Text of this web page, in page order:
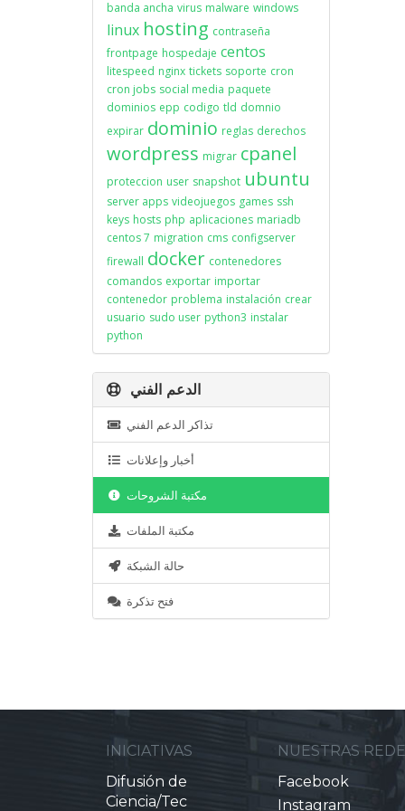
banda ancha virus malware windows
linux hosting contraseña
frontpage hospedaje centos
litespeed nginx tickets soporte cron
cron jobs social media paquete
dominios epp codigo tld domnio
expirar dominio reglas derechos
wordpress migrar cpanel
proteccion user snapshot ubuntu
server apps videojuegos games ssh
keys hosts php aplicaciones mariadb
centos 7 migration cms configserver
firewall docker contenedores
comandos exportar importar
contenedor problema instalación crear
usuario sudo user python3 instalar
python
الدعم الفني
تذاكر الدعم الفني
أخبار وإعلانات
مكتبة الشروحات
مكتبة الملفات
حالة الشبكة
فتح تذكرة
INICIATIVAS
Difusión de
Ciencia/Tec
NUESTRAS
Facebook
Instagram